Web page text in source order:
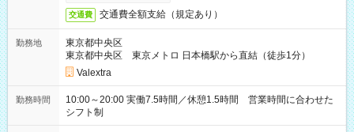
交通費 交通費全額支給（規定あり）
勤務地
東京都中央区
東京都中央区 東京メトロ 日本橋駅から直結（徒歩1分）
Valextra
勤務時間
10:00～20:00 実働7.5時間／休憩1.5時間 営業時間に合わせた
シフト制